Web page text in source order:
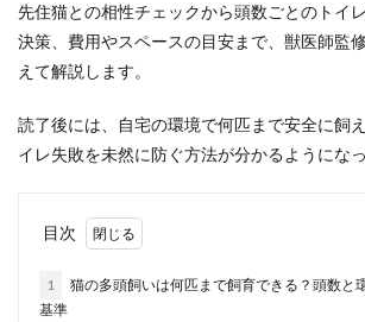
先住猫との相性チェックから頭数ごとのトイ
決策、費用やスペースの目安まで、獣医師監
えて解説します。
読了後には、自宅の環境で何匹まで安全に飼
イレ失敗を未然に防ぐ方法が分かるようにな
目次
1
猫の多頭飼いは何匹まで飼育できる？頭数と
基準